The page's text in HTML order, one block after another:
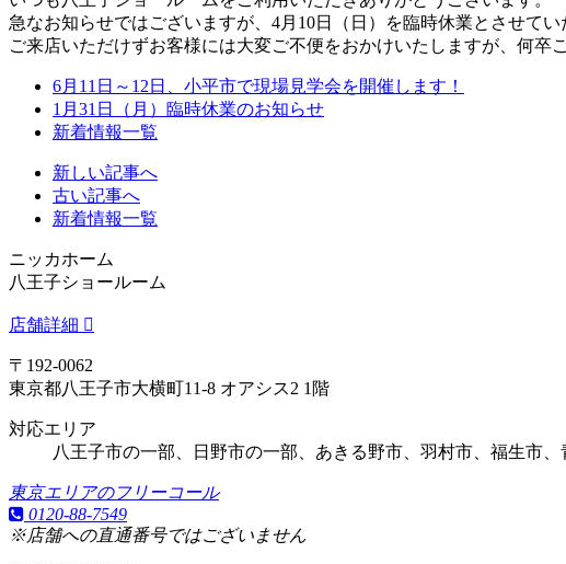
急なお知らせではございますが、 4月10日（日）
を臨時休業とさせてい
ご来店いただけずお客様には大変ご不便をおかけいたしますが、何卒
6月11日～12日、小平市で現場見学会を開催します！
1月31日（月）臨時休業のお知らせ
新着情報一覧
新しい記事へ
古い記事へ
新着情報一覧
ニッカホーム
八王子ショールーム
店舗詳細
〒192-0062
東京都八王子市大横町11-8 オアシス2 1階
対応エリア
八王子市の一部、日野市の一部、あきる野市、羽村市、福生市
東京エリアのフリーコール
0120-88-7549
※店舗への直通番号ではございません